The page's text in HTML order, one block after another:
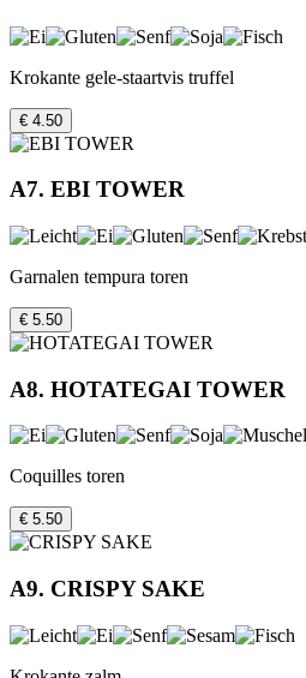
Krokante gele-staartvis truffel
€ 4.50
A7. EBI TOWER
Garnalen tempura toren
€ 5.50
A8. HOTATEGAI TOWER
Coquilles toren
€ 5.50
A9. CRISPY SAKE